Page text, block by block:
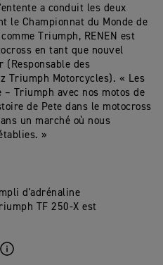
a conduit les deux
le Championnat du Monde de
Triumph, RENEN est
en tant que nouvel
(Responsable des
Triumph Motorcycles). « Les
Triumph avec nos motos de
de Pete dans le motocross
un marché où nous
»
d'adrénaline
TF 250-X est